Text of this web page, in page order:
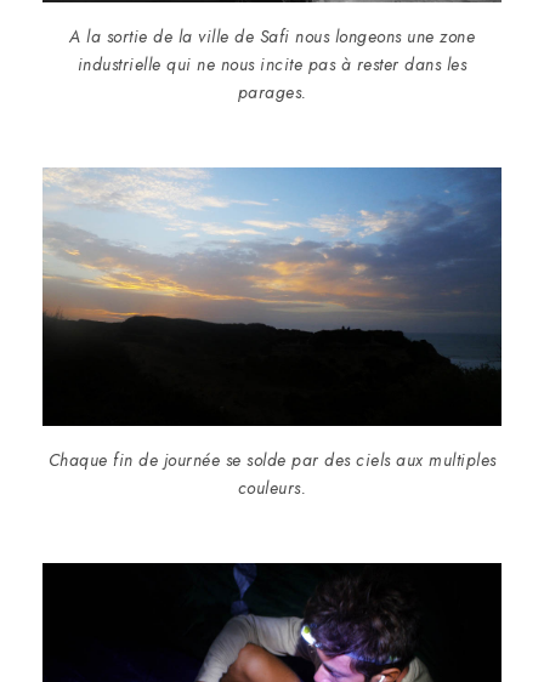
A la sortie de la ville de Safi nous longeons une zone
industrielle qui ne nous incite pas à rester dans les
parages.
Chaque fin de journée se solde par des ciels aux multiples
couleurs.